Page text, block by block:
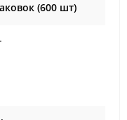
(600 шт)